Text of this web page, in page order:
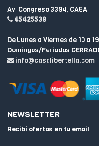
Av. Congreso 3394, CABA
45425538
De Lunes a Viernes de 10 a
Domingos/Feriados
info@casalibertella.com
NEWSLETTER
Recibí ofertas en tu email